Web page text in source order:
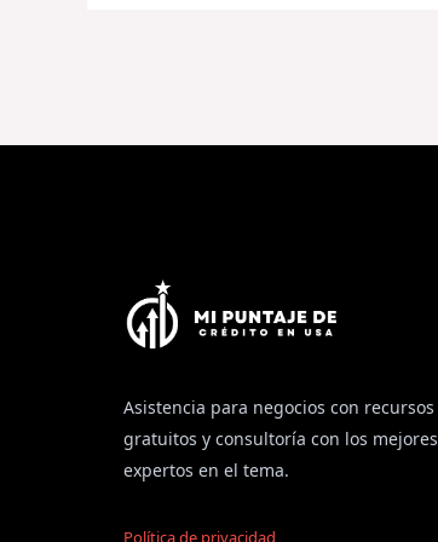
Asistencia para negocios con recursos
gratuitos y consultoría con los mejores
expertos en el tema.
Política de privacidad